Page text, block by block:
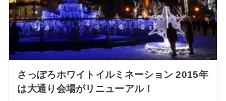
さっぽろホワイトイルミネーション 2015年
は大通り会場がリニューアル！